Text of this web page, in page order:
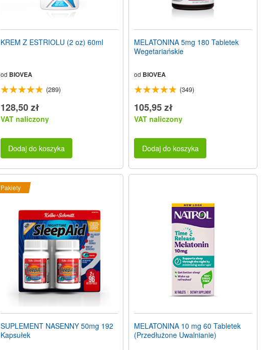
KREM Z ESTRIOLU (2 oz) 60ml
od BIOVEA
(289)
128,50 zł
VAT naliczony
Dodaj do koszyka
MELATONINA 5mg 180 Tabletek
Wegetariańskie
od BIOVEA
(349)
105,95 zł
VAT naliczony
Dodaj do koszyka
Pakiety
SUPLEMENT NASENNY 50mg 192
Kapsułek
MELATONINA 10 mg 60 Tabletek
(Przedłużone Uwalnianie)